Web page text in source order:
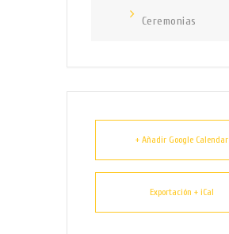
Ceremonias
+ Añadir Google Calendar
Exportación + iCal